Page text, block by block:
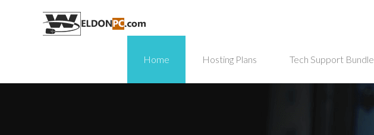
Home Hosting Plans Tech Support Bundle